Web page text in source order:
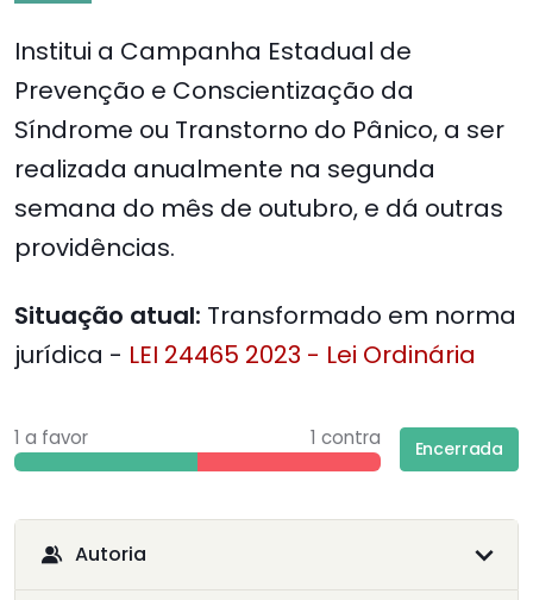
Institui a Campanha Estadual de
Prevenção e Conscientização da
Síndrome ou Transtorno do Pânico, a ser
realizada anualmente na segunda
semana do mês de outubro, e dá outras
providências.
Situação atual: Transformado em norma
jurídica - LEI 24465 2023 - Lei Ordinária
1 a favor 1 contra Encerrada
Autoria